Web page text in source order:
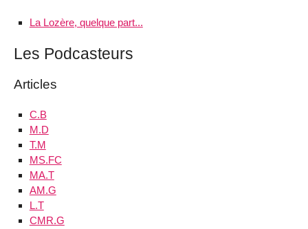
La Lozère, quelque part...
Les Podcasteurs
Articles
C.B
M.D
T.M
MS.FC
MA.T
AM.G
L.T
CMR.G